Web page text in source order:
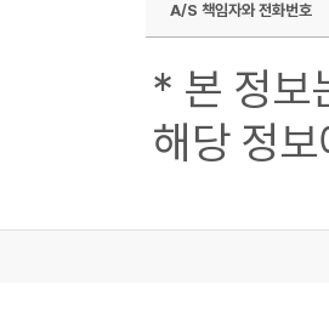
A/S 책임자와 전화번호
* 본 정보
해당 정